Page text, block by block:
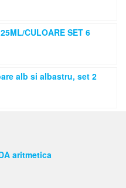
CULOARE SET 6
alb si albastru, set 2
aritmetica